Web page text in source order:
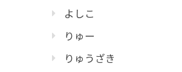
よしこ
りゅー
りゅうざき